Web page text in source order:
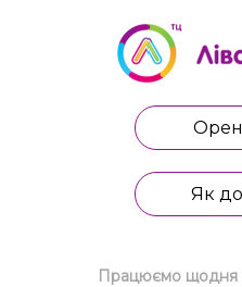
Як
Працюємо щодня